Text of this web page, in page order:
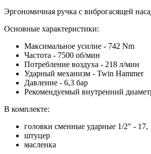
Эргономичная ручка с виброгасящей
Основные характеристики:
Максимальное усилие - 742 Nm
Частота - 7500 об/мин
Потребление воздуха - 218 л/мин
Ударный механизм - Twin Hammer
Давление - 6,3 бар
Рекомендуемый внутренний
В комплекте:
головки сменные ударные 1/2" - 17,
штуцер
масленка